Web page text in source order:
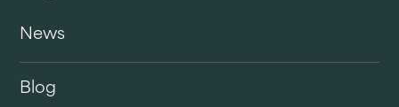
News
Blog